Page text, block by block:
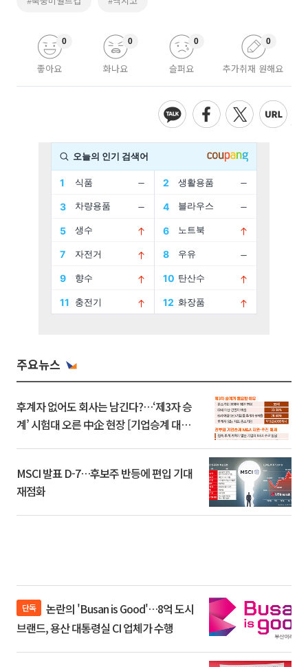
좋아요
0
화나요
0
슬퍼요
0
추가취재 원해요
0
주요뉴스
후계자 없어도 회사는 남긴다?…‘제3자 승
계’ 시험대 오른 中企 현장 [기업승계 대전
MSCI 발표 D-7…후보주 반등에 편입 기대
재점화
단독
브랜드, 용산 대통령실 CI 업체가 수행